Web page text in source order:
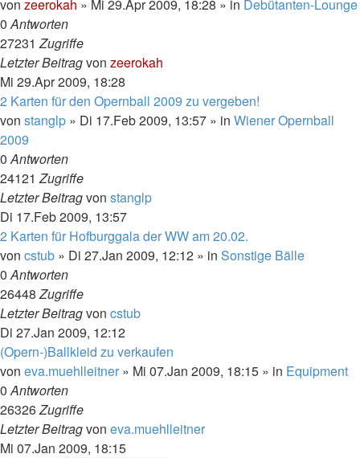
von zeerokah » Mi 29.Apr 2009, 18:28 » in Debütanten-Lounge
0Antworten
27231Zugriffe
Letzter Beitragvon zeerokah
Mi 29.Apr 2009, 18:28
2 Karten für den Opernball 2009 zu vergeben!
von stanglp » Di 17.Feb 2009, 13:57 » in Wiener Opernball
2009
0Antworten
24121Zugriffe
Letzter Beitragvon stanglp
Di 17.Feb 2009, 13:57
2 Karten für Hofburggala der WW am 20.02.
von cstub » Di 27.Jan 2009, 12:12 » in Sonstige Bälle
0Antworten
26448Zugriffe
Letzter Beitragvon cstub
Di 27.Jan 2009, 12:12
(Opern-)Ballkleid zu verkaufen
von eva.muehlleitner » Mi 07.Jan 2009, 18:15 » in Equipment
0Antworten
26326Zugriffe
Letzter Beitragvon eva.muehlleitner
Mi 07.Jan 2009, 18:15